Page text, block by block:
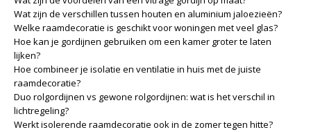
Wat zijn de verschillen tussen houten en aluminium jaloezieën?
Welke raamdecoratie is geschikt voor woningen met veel glas?
Hoe kan je gordijnen gebruiken om een kamer groter te laten
lijken?
Hoe combineer je isolatie en ventilatie in huis met de juiste
raamdecoratie?
Duo rolgordijnen vs gewone rolgordijnen: wat is het verschil in
lichtregeling?
Werkt isolerende raamdecoratie ook in de zomer tegen hitte?